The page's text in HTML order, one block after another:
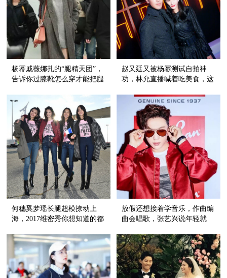
杨幂戚薇娜扎的“腿精天团”，
告诉你过膝靴怎么穿才能把腿
赵又廷又被杨幂测试自拍神
功，林允直播喊着吃美食，这
何穗奚梦瑶长腿超模撩动上
海，2017维密秀你想知道的都
放假还想接着学音乐，作曲编
曲会唱歌，张艺兴说年轻就